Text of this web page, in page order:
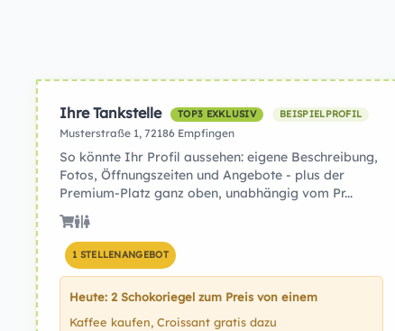
Ihre Tankstelle TOP3 EXKLUSIV BEISPIELPROFIL
Musterstraße 1, 72186 Empfingen
So könnte Ihr Profil aussehen: eigene Beschreibung,
Fotos, Öffnungszeiten und Angebote - plus der
Premium-Platz ganz oben, unabhängig vom Pr...
1 STELLENANGEBOT
Heute: 2 Schokoriegel zum Preis von einem
Kaffee kaufen, Croissant gratis dazu